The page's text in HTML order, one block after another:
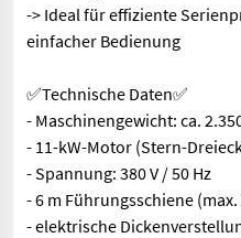
-> Ideal für effiziente
einfacher Bedienung
✅Technische Daten✅
- Maschinengewicht: ca.
- 11-kW-Motor (Stern-
- Spannung: 380 V / 50 Hz
- 6 m Führungsschiene
- elektrische